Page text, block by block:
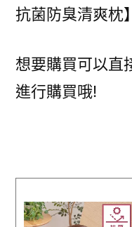
抗菌防臭清爽枕
想要購買可以直
進行購買哦!